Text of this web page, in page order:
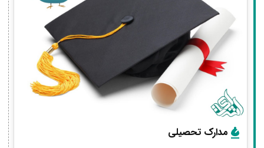
مدارک تحصیلی